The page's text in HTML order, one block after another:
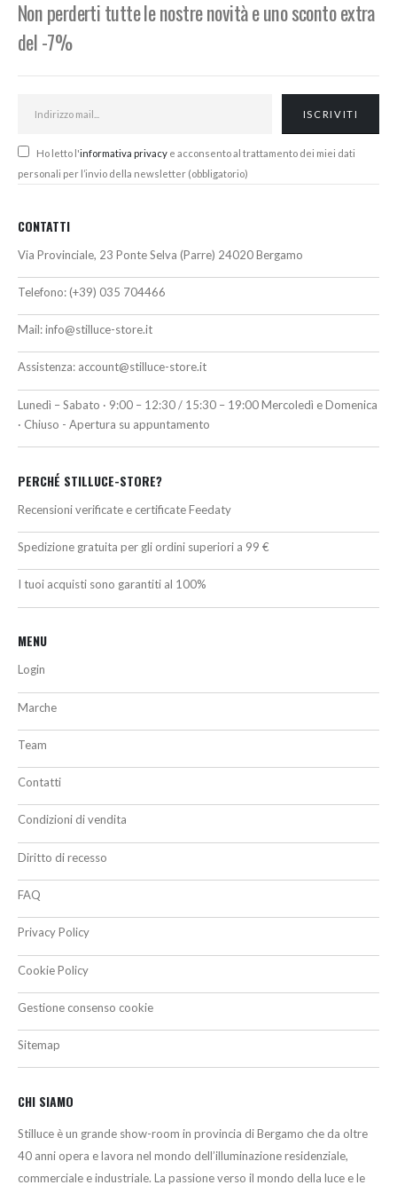
Non perderti tutte le nostre novità e uno sconto extra
del -7%
Ho letto l'informativa privacy e acconsento al trattamento dei miei dati
personali per l’invio della newsletter (obbligatorio)
CONTATTI
Via Provinciale, 23 Ponte Selva (Parre) 24020 Bergamo
Telefono: (+39) 035 704466
Mail:info@stilluce-store.it
Assistenza: account@stilluce-store.it
Lunedì – Sabato · 9:00 – 12:30 / 15:30 – 19:00 Mercoledì e Domenica
· Chiuso - Apertura su appuntamento
PERCHÉ STILLUCE-STORE?
Recensioni verificate e certificate Feedaty
Spedizione gratuita per gli ordini superiori a 99 €
I tuoi acquisti sono garantiti al 100%
MENU
Login
Marche
Team
Contatti
Condizioni di vendita
Diritto di recesso
FAQ
Privacy Policy
Cookie Policy
Gestione consenso cookie
Sitemap
CHI SIAMO
Stilluce è un grande show-room in provincia di Bergamo che da oltre
40 anni opera e lavora nel mondo dell’illuminazione residenziale,
commerciale e industriale. La passione verso il mondo della luce e le